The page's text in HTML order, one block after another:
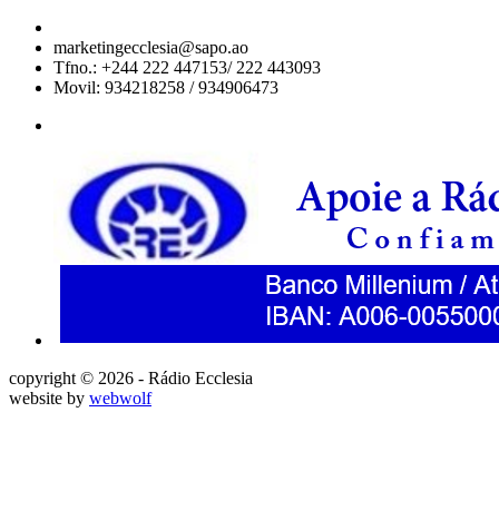
marketingecclesia@sapo.ao
Tfno.: +244 222 447153/ 222 443093
Movil: 934218258 / 934906473
copyright © 2026 - Rádio Ecclesia
website by webwolf